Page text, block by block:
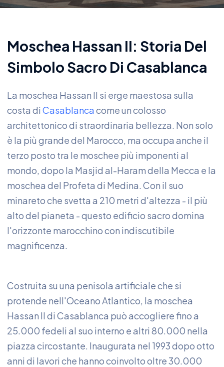
Moschea Hassan II: Storia Del
Simbolo Sacro Di Casablanca
La moschea Hassan II si erge maestosa sulla
costa di Casablancacome un colosso
architettonico di straordinaria bellezza. Non solo
è la più grande del Marocco, ma occupa anche il
terzo posto tra le moschee più imponenti al
mondo, dopo la Masjid al-Haram della Mecca e la
moschea del Profeta di Medina. Con il suo
minareto che svetta a 210 metri d'altezza - il più
alto del pianeta - questo edificio sacro domina
l'orizzonte marocchino con indiscutibile
magnificenza.
Costruita su una penisola artificiale che si
protende nell'Oceano Atlantico, la moschea
Hassan II di Casablanca può accogliere fino a
25.000 fedeli al suo interno e altri 80.000 nella
piazza circostante. Inaugurata nel 1993 dopo otto
anni di lavori che hanno coinvolto oltre 30.000